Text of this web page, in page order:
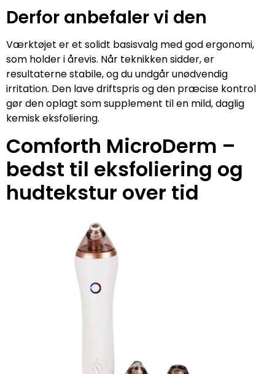
Derfor anbefaler vi den
Værktøjet er et solidt basisvalg med god ergonomi,
som holder i årevis. Når teknikken sidder, er
resultaterne stabile, og du undgår unødvendig
irritation. Den lave driftspris og den præcise kontrol
gør den oplagt som supplement til en mild, daglig
kemisk eksfoliering.
Comforth MicroDerm –
bedst til eksfoliering og
hudtekstur over tid